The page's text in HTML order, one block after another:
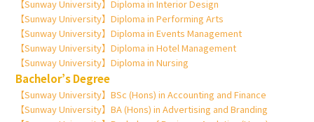
【Sunway University】Diploma in Interior Design
【Sunway University】Diploma in Performing Arts
【Sunway University】Diploma in Events Management
【Sunway University】Diploma in Hotel Management
【Sunway University】Diploma in Nursing
Bachelor’s Degree
【Sunway University】BSc (Hons) in Accounting and Finance
【Sunway University】BA (Hons) in Advertising and Branding